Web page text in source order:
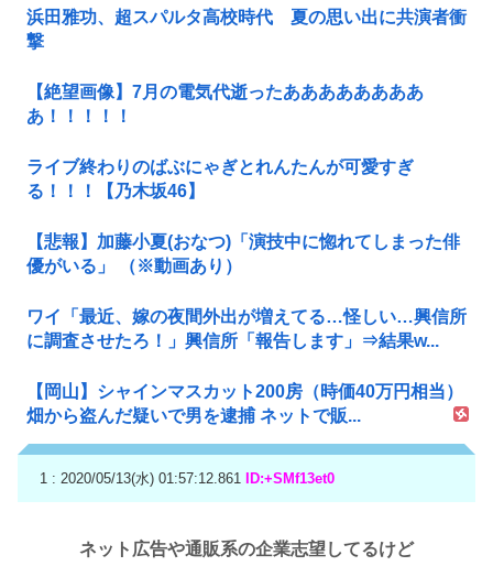
浜田雅功、超スパルタ高校時代 夏の思い出に共演者衝
撃
【絶望画像】7月の電気代逝ったああああああああ
あ！！！！！
ライブ終わりのばぶにゃぎとれんたんが可愛すぎ
る！！！【乃木坂46】
【悲報】加藤小夏(おなつ)「演技中に惚れてしまった俳
優がいる」 （※動画あり）
ワイ「最近、嫁の夜間外出が増えてる…怪しい…興信所
に調査させたろ！」興信所「報告します」⇒結果w...
【岡山】シャインマスカット200房（時価40万円相当）
畑から盗んだ疑いで男を逮捕 ネットで販...
1 : 2020/05/13(水) 01:57:12.861 ID:+SMf13et0
ネット広告や通販系の企業志望してるけど